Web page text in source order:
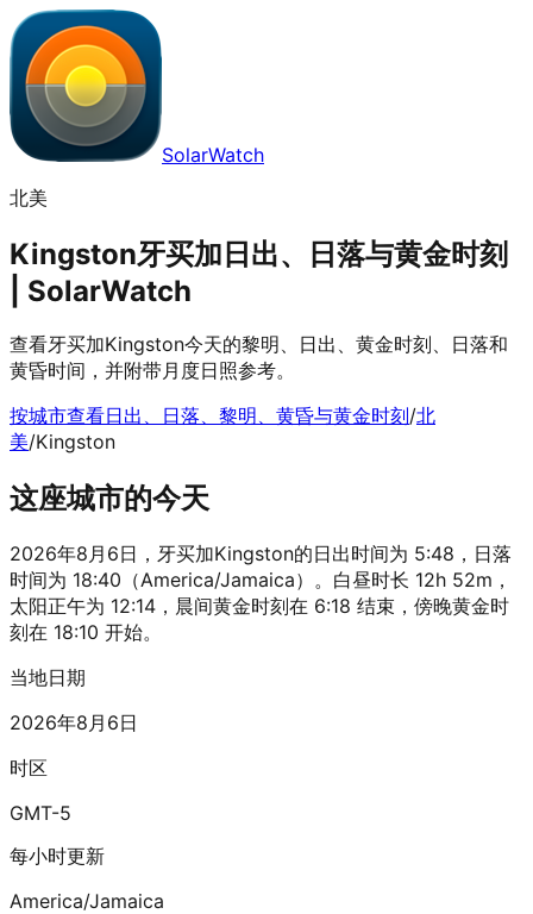
SolarWatch
北美
Kingston牙买加日出、日落与黄金时刻
| SolarWatch
查看牙买加Kingston今天的黎明、日出、黄金时刻、日落和
黄昏时间，并附带月度日照参考。
按城市查看日出、日落、黎明、黄昏与黄金时刻/北
美/Kingston
这座城市的今天
2026年8月6日，牙买加Kingston的日出时间为 5:48，日落
时间为 18:40（America/Jamaica）。白昼时长 12h 52m，
太阳正午为 12:14，晨间黄金时刻在 6:18 结束，傍晚黄金时
刻在 18:10 开始。
当地日期
2026年8月6日
时区
GMT-5
每小时更新
America/Jamaica